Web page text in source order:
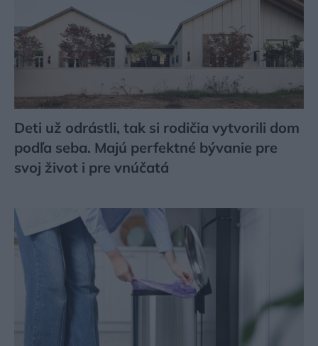
Deti už odrástli, tak si rodičia vytvorili dom
podľa seba. Majú perfektné bývanie pre
svoj život i pre vnúčatá